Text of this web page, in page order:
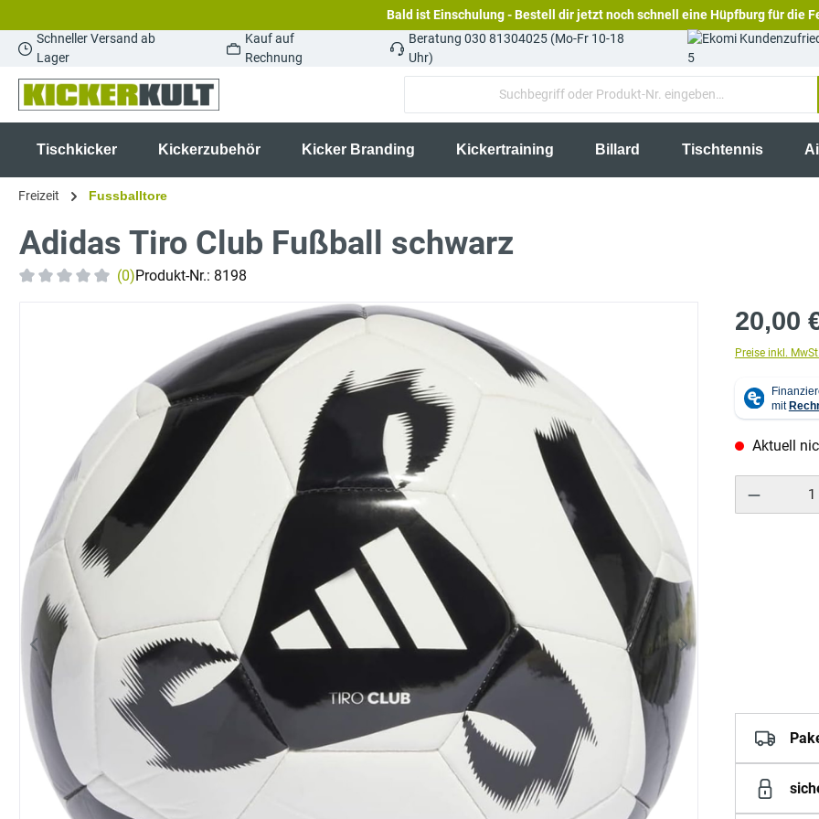
Bald ist Einschulung - Bestell dir jetzt noch schnell eine Hüpfburg für die
Schneller Versand ab
Lager
Kauf auf
Rechnung
Beratung 030 81304025 (Mo-Fr 10-18
Uhr)
5
Tischkicker Kickerzubehör Kicker Branding Kickertraining Billard Tischtennis
Freizeit Fussballtore
Adidas Tiro Club Fußball schwarz
(0)Produkt-Nr.: 8198
20,00
Preise inkl.
Aktuell